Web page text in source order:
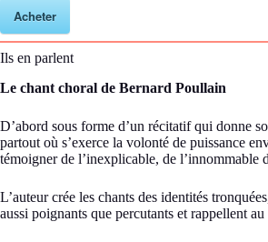
Acheter
Ils en parlent
Le chant choral de Bernard Poullain
D’abord sous forme d’un récitatif qui donne
partout où s’exerce la volonté de puissance
témoigner de l’inexplicable, de l’innommable
L’auteur crée les chants des identités
aussi poignants que percutants et rappellent